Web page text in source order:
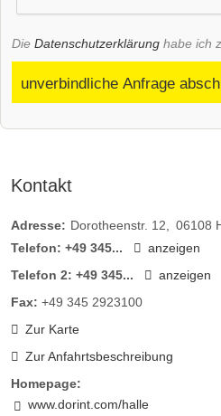
Die Datenschutzerklärung habe ich
unverbindliche Anfrage
Kontakt
Adresse: Dorotheenstr. 12 06108
Telefon: +49 345...
anzeigen
Telefon 2: +49 345...
anzeigen
Fax: +49 345 2923100
Zur Karte
Zur Anfahrtsbeschreibung
Homepage:
www.dorint.com/halle